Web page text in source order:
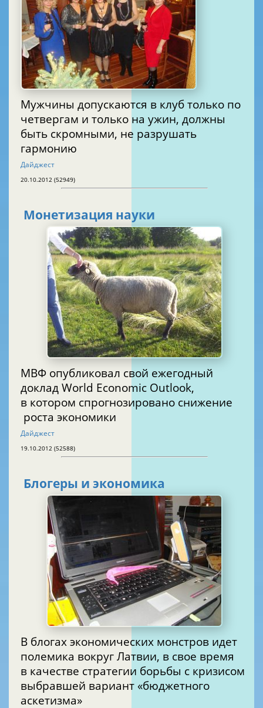
Мужчины допускаются в клуб только по
четвергам и только на ужин, должны
быть скромными, не разрушать
гармонию
Дайджест
20.10.2012 (52949)
Монетизация науки
МВФ опубликовал свой ежегодный
доклад World Economic Outlook,
в котором спрогнозировано снижение
роста экономики
Дайджест
19.10.2012 (52588)
Блогеры и экономика
В блогах экономических монстров идет
полемика вокруг Латвии, в свое время
в качестве стратегии борьбы с кризисом
выбравшей вариант «бюджетного
аскетизма»